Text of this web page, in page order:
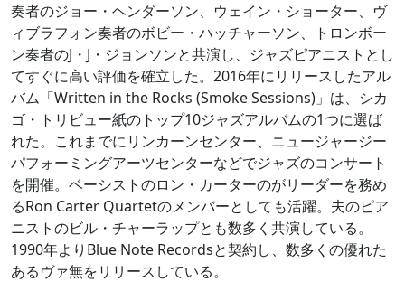
奏者のジョー・ヘンダーソン、ウェイン・ショーター、ヴ
ィブラフォン奏者のボビー・ハッチャーソン、トロンボー
ン奏者のJ・J・ジョンソンと共演し、ジャズピアニストとし
てすぐに高い評価を確立した。2016年にリリースしたアル
バム「Written in the Rocks (Smoke Sessions)」は、シカ
ゴ・トリビュー紙のトップ10ジャズアルバムの1つに選ば
れた。これまでにリンカーンセンター、ニュージャージー
パフォーミングアーツセンターなどでジャズのコンサート
を開催。ベーシストのロン・カーターのがリーダーを務め
るRon Carter Quartetのメンバーとしても活躍。夫のピア
ニストのビル・チャーラップとも数多く共演している。
1990年よりBlue Note Recordsと契約し、数多くの優れた
あるヴァ無をリリースしている。